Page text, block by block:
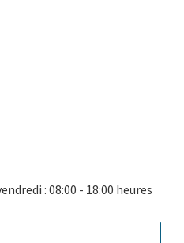
: 08:00 - 18:00 heures